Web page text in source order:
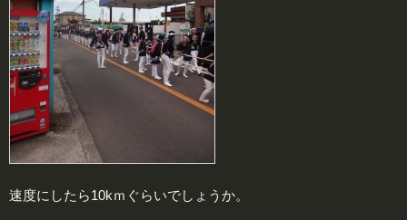
速度にしたら10kｍぐらいでしょうか。